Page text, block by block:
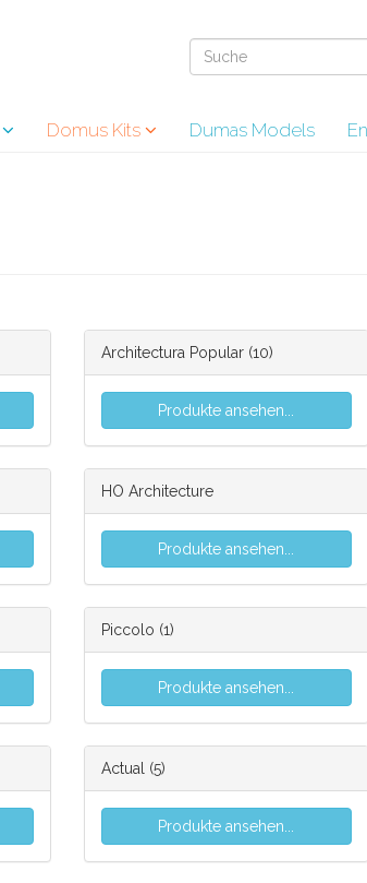
Domus Kits Dumas Models
Architectura Popular(10)
Produkte ansehen...
HO Architecture
Produkte ansehen...
Piccolo (1)
Produkte ansehen...
Actual (5)
Produkte ansehen...